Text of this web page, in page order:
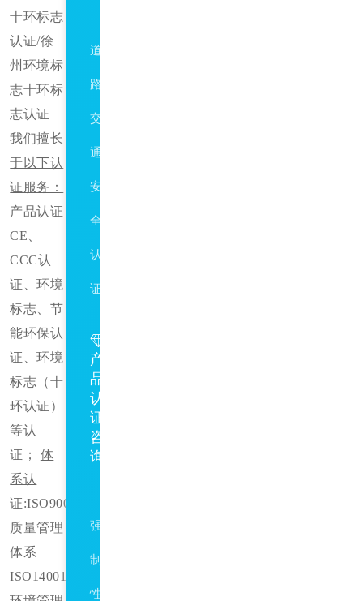
十环标志
认证/徐
州环境标
志十环标
志认证
我们擅长
于以下认
证服务：
产品认证
CE、
CCC认
证、环境
标志、节
能环保认
证、环境
标志（十
环认证）
等认
证； 体
系认
证:ISO9001
质量管理
体系
ISO14001
道
路
交
通
安
全
认
证
产
品
认
证
咨
询
强
制
性